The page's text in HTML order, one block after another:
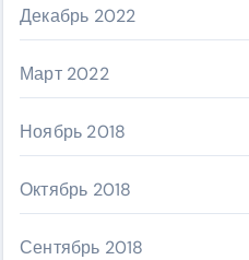
Декабрь 2022
Март 2022
Ноябрь 2018
Октябрь 2018
Сентябрь 2018